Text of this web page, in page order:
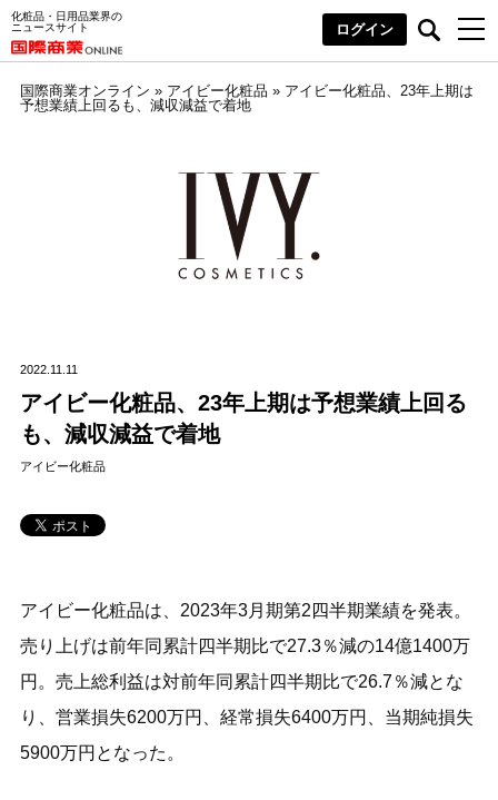
化粧品・日用品業界の
ニュースサイト
ログイン
国際商業オンライン » アイビー化粧品 » アイビー化粧品、23年上期は
予想業績上回るも、減収減益で着地
2022.11.11
アイビー化粧品、23年上期は予想業績上回る
も、減収減益で着地
アイビー化粧品
アイビー化粧品は、2023年3月期第2四半期業績を発表。
売り上げは前年同累計四半期比で27.3％減の14億1400万
円。売上総利益は対前年同累計四半期比で26.7％減とな
り、営業損失6200万円、経常損失6400万円、当期純損失
5900万円となった。